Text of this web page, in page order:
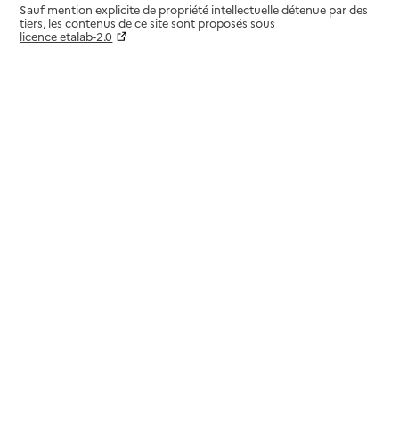
Sauf mention explicite de propriété intellectuelle détenue par des
tiers, les contenus de ce site sont proposés sous
licence etalab-2.0